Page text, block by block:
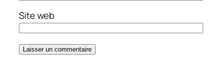
Site web